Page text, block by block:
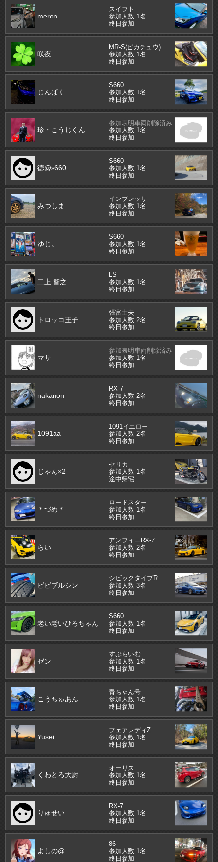
meron
スイフト
参加人数 1名
終日参加
咲夜
MR-S(ピカチュウ)
参加人数 1名
終日参加
じんぱく
S660
参加人数 1名
終日参加
珍・こうじくん
参加表明車両削除済み
参加人数 1名
終日参加
徳@s660
S660
参加人数 1名
終日参加
みつしま
インプレッサ
参加人数 1名
終日参加
ゆじ。
S660
参加人数 1名
終日参加
二上 智之
LS
参加人数 1名
終日参加
トロッコ王子
張富士夫
参加人数 2名
終日参加
マサ
参加表明車両削除済み
参加人数 1名
終日参加
nakanon
RX-7
参加人数 2名
終日参加
1091aa
1091イエロー
参加人数 2名
終日参加
じゃん×2
セリカ
参加人数 1名
途中帰宅
＊づめ＊
ロードスター
参加人数 1名
終日参加
らい
アンフィニRX-7
参加人数 2名
終日参加
ビビブルシン
シビックタイプR
参加人数 3名
終日参加
老い老いひろちゃん
S660
参加人数 1名
終日参加
ゼン
すぷらいむ
参加人数 1名
終日参加
こうちゅあん
青ちゃん号
参加人数 1名
終日参加
Yusei
フェアレディZ
参加人数 1名
終日参加
くわとろ大尉
オーリス
参加人数 1名
終日参加
りゅせい
RX-7
参加人数 1名
終日参加
よしの@
86
参加人数 1名
終日参加